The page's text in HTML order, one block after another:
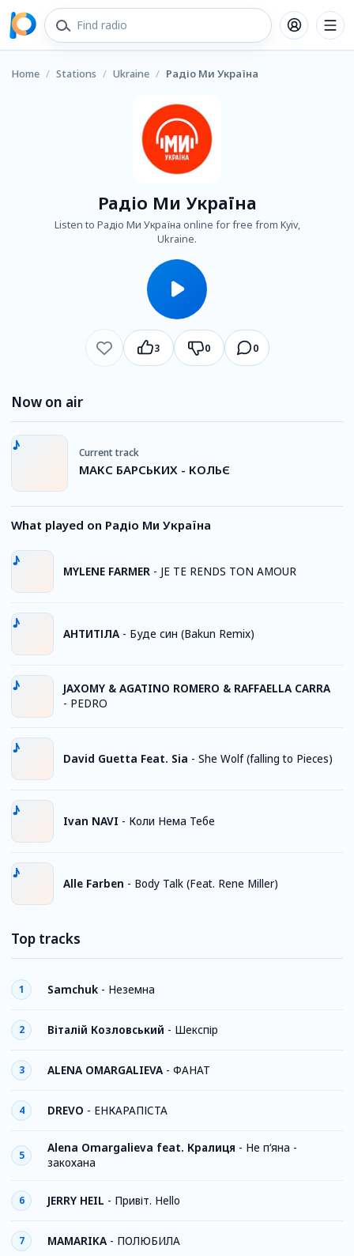
Home / Stations / Ukraine / Радіо Ми Україна
Радіо Ми Україна
Listen to Радіо Ми Україна online for free from Kyiv,
Ukraine.
3 0 0
Now on air
Current track
МАКС БАРСЬКИХ - КОЛЬЄ
What played on Радіо Ми Україна
MYLENE FARMER - JE TE RENDS TON AMOUR
АНТИТІЛА - Буде син (Bakun Remix)
JAXOMY & AGATINO ROMERO & RAFFAELLA CARRA
- PEDRO
David Guetta Feat. Sia - She Wolf (falling to Pieces)
Ivan NAVI - Коли Нема Тебе
Alle Farben - Body Talk (Feat. Rene Miller)
Top tracks
1 Samchuk - Неземна
2 Віталій Козловський - Шекспір
3 ALENA OMARGALIEVA - ФАНАТ
4 DREVO - ЕНКАРАПІСТА
5
Alena Omargalieva feat. Кралиця - Не п‘яна -
закохана
6 JERRY HEIL - Привіт. Hello
7 MAMARIKA - ПОЛЮБИЛА